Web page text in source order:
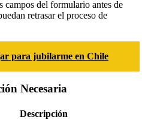
campos del formulario antes de
retrasar el proceso de
para jubilarme en Chile
Necesaria
Descripción